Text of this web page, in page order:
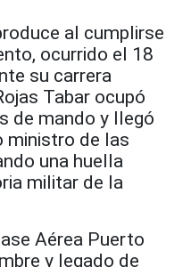
al cumplirse
ocurrido el 18
su carrera
Tabar ocupó
de mando y llegó
ministro de las
una huella
militar de la
Aérea Puerto
y legado de